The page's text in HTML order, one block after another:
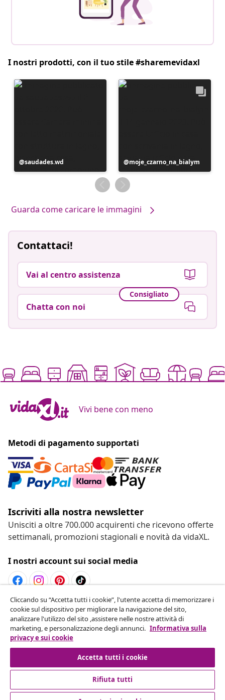
I nostri prodotti, con il tuo stile #sharemevidaxl
Post
pubblicato
saudades.wd
Post
pubblicato
da
moje_czarno_na_bialym
Guarda come caricare le immagini
Contattaci!
Vai al centro assistenza
Consigliato
Chatta con noi
Vivi bene con meno
Metodi di pagamento supportati
Iscriviti alla nostra newsletter
Unisciti a oltre 700.000 acquirenti che ricevono offerte
settimanali, promozioni stagionali e novità da vidaXL.
I nostri account sui social media
Recesso dal contratto
Invia una richiesta di recesso per il tuo ordine.
Recesso dal contratto
Servizio clienti
Cliccando su “Accetta tutti i cookie”, l'utente accetta di memorizzare i
cookie sul dispositivo per migliorare la navigazione del sito,
analizzare l'utilizzo del sito ,assistere nelle nostre attività di
marketing, e personalizzazione degli annunci. Informativa sulla
privacy e sui cookie
Accetta tutti i cookie
Rifiuta tutti